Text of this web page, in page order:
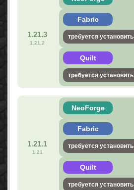
1.21.3
1.21.2
Fabric
требуется установить
Quilt
требуется установить
1.21.1
1.21
NeoForge
Fabric
требуется установить
Quilt
требуется установить